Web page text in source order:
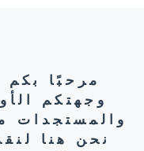
مرحبًا بكم
وجهتكم
والمستجدات
نحن هنا